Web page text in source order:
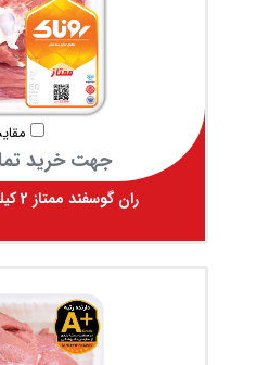
جهت خرید
ران گوسفند ممتاز 2 کیلوگرم کشتار داخلی